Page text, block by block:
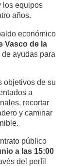
los equipos
años.
económico
Vasco de la
de ayudas para
objetivos de su
a
recortar
y caminar
público
a las 15:00
del perfil